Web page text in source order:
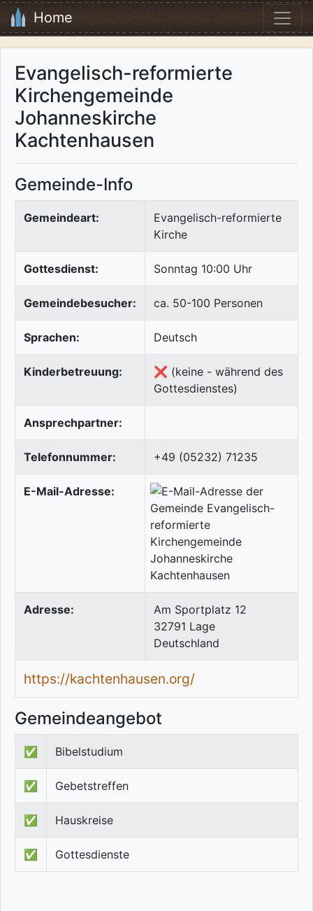
Home
Evangelisch-reformierte
Kirchengemeinde
Johanneskirche
Kachtenhausen
Gemeinde-Info
Gemeindeart:
Evangelisch-reformierte
Kirche
Gottesdienst: Sonntag 10:00 Uhr
Gemeindebesucher: ca. 50-100 Personen
Sprachen: Deutsch
Kinderbetreuung:
❌ (keine - während des
Gottesdienstes)
Ansprechpartner:
Telefonnummer: +49 (05232) 71235
E-Mail-Adresse:
Adresse:
Am Sportplatz 12
32791 Lage
Deutschland
https://kachtenhausen.org/
Gemeindeangebot
✅ Bibelstudium
✅ Gebetstreffen
✅ Hauskreise
✅ Gottesdienste